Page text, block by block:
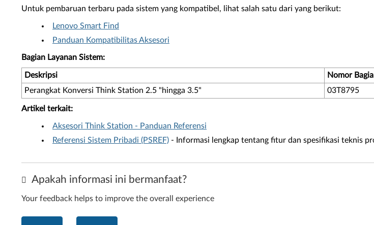
Untuk pembaruan terbaru pada sistem yang kompatibel, lihat salah satu dari yang berikut:
Lenovo Smart Find
Panduan Kompatibilitas Aksesori
Bagian Layanan Sistem:
Deskripsi Nomor
Perangkat Konversi Think Station 2.5 "hingga 3.5"
03T8795
Artikel terkait:
Aksesori Think Station - Panduan Referensi
Referensi Sistem Pribadi (PSREF) - Informasi lengkap tentang fitur dan spesifikasi teknis
Apakah informasi ini bermanfaat?
Your feedback helps to improve the overall experience